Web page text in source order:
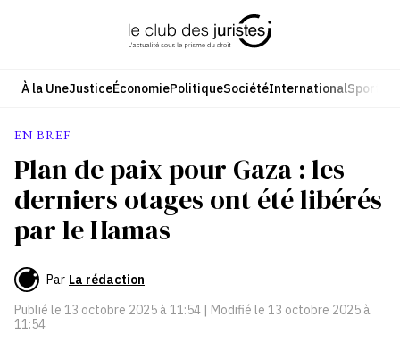
À la UneJusticeÉconomiePolitiqueSociétéInternationalSport
EN BREF
Plan de paix pour Gaza : les
derniers otages ont été libérés
par le Hamas
Par La rédaction
Publié le 13 octobre 2025 à 11:54 | Modifié le 13 octobre 2025 à
11:54